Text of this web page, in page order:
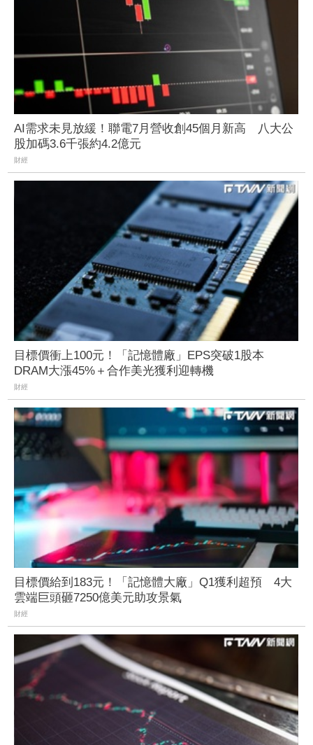
AI需求未見放緩！聯電7月營收創45個月新高 八大公
股加碼3.6千張約4.2億元
財經
目標價衝上100元！「記憶體廠」EPS突破1股本
DRAM大漲45%＋合作美光獲利迎轉機
財經
目標價給到183元！「記憶體大廠」Q1獲利超預 4大
雲端巨頭砸7250億美元助攻景氣
財經